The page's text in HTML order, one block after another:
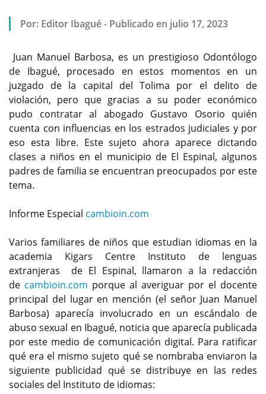
Por: Editor Ibagué- Publicado en julio 17, 2023
Juan Manuel Barbosa, es un prestigioso Odontólogo
de Ibagué, procesado en estos momentos en un
juzgado de la capital del Tolima por el delito de
violación, pero que gracias a su poder económico
pudo contratar al abogado Gustavo Osorio quién
cuenta con influencias en los estrados judiciales y por
eso esta libre. Este sujeto ahora aparece dictando
clases a niños en el municipio de El Espinal, algunos
padres de familia se encuentran preocupados por este
tema.
Informe Especial cambioin.com
Varios familiares de niños que estudian idiomas en la
academia Kigars Centre Instituto de lenguas
extranjeras de El Espinal, llamaron a la redacción
de cambioin.com porque al averiguar por el docente
principal del lugar en mención (el señor Juan Manuel
Barbosa) aparecía involucrado en un escándalo de
abuso sexual en Ibagué, noticia que aparecía publicada
por este medio de comunicación digital. Para ratificar
qué era el mismo sujeto qué se nombraba enviaron la
siguiente publicidad qué se distribuye en las redes
sociales del Instituto de idiomas: